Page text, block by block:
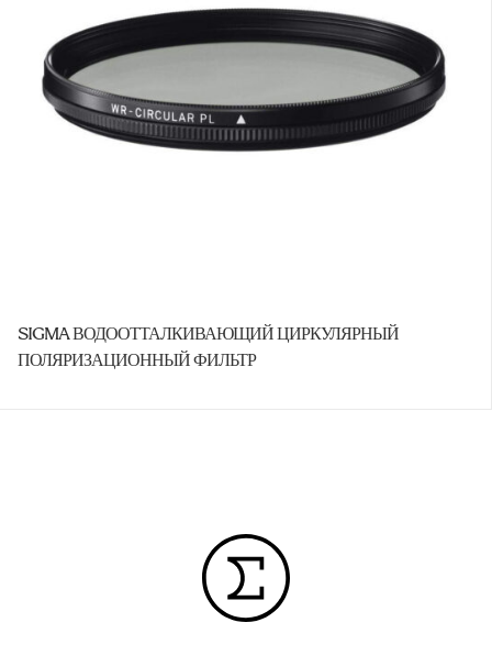
SIGMA ВОДООТТАЛКИВАЮЩИЙ ЦИРКУЛЯРНЫЙ
ПОЛЯРИЗАЦИОННЫЙ ФИЛЬТР